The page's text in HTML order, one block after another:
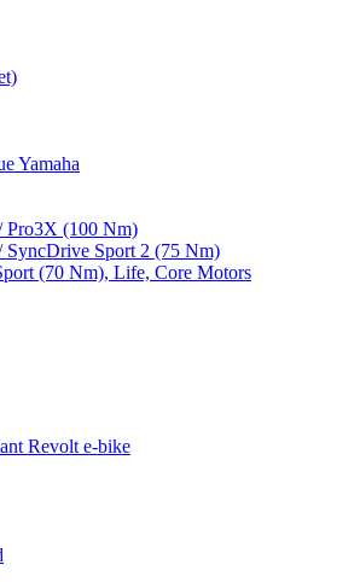
Yamaha
Pro3X (100 Nm)
Sport 2 (75 Nm)
(70 Nm), Life, Core Motors
Revolt e-bike